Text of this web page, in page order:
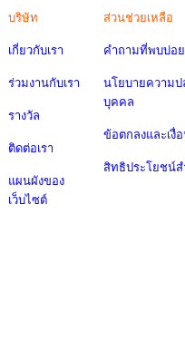
บริษัท
เกี่ยวกับเรา
ร่วมงานกับเรา
รางวัล
ติดต่อเรา
แผนผังของ
เว็บไซต์
ส่วนช่วยเหลือ
คำถามที่พบบ่อย
นโยบายความ
บุคคล
ข้อตกลงและเงื่
สิทธิประโยชน์ส